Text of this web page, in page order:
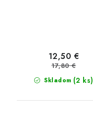
Skladom (2 ks)
12,50 €
17,80 €